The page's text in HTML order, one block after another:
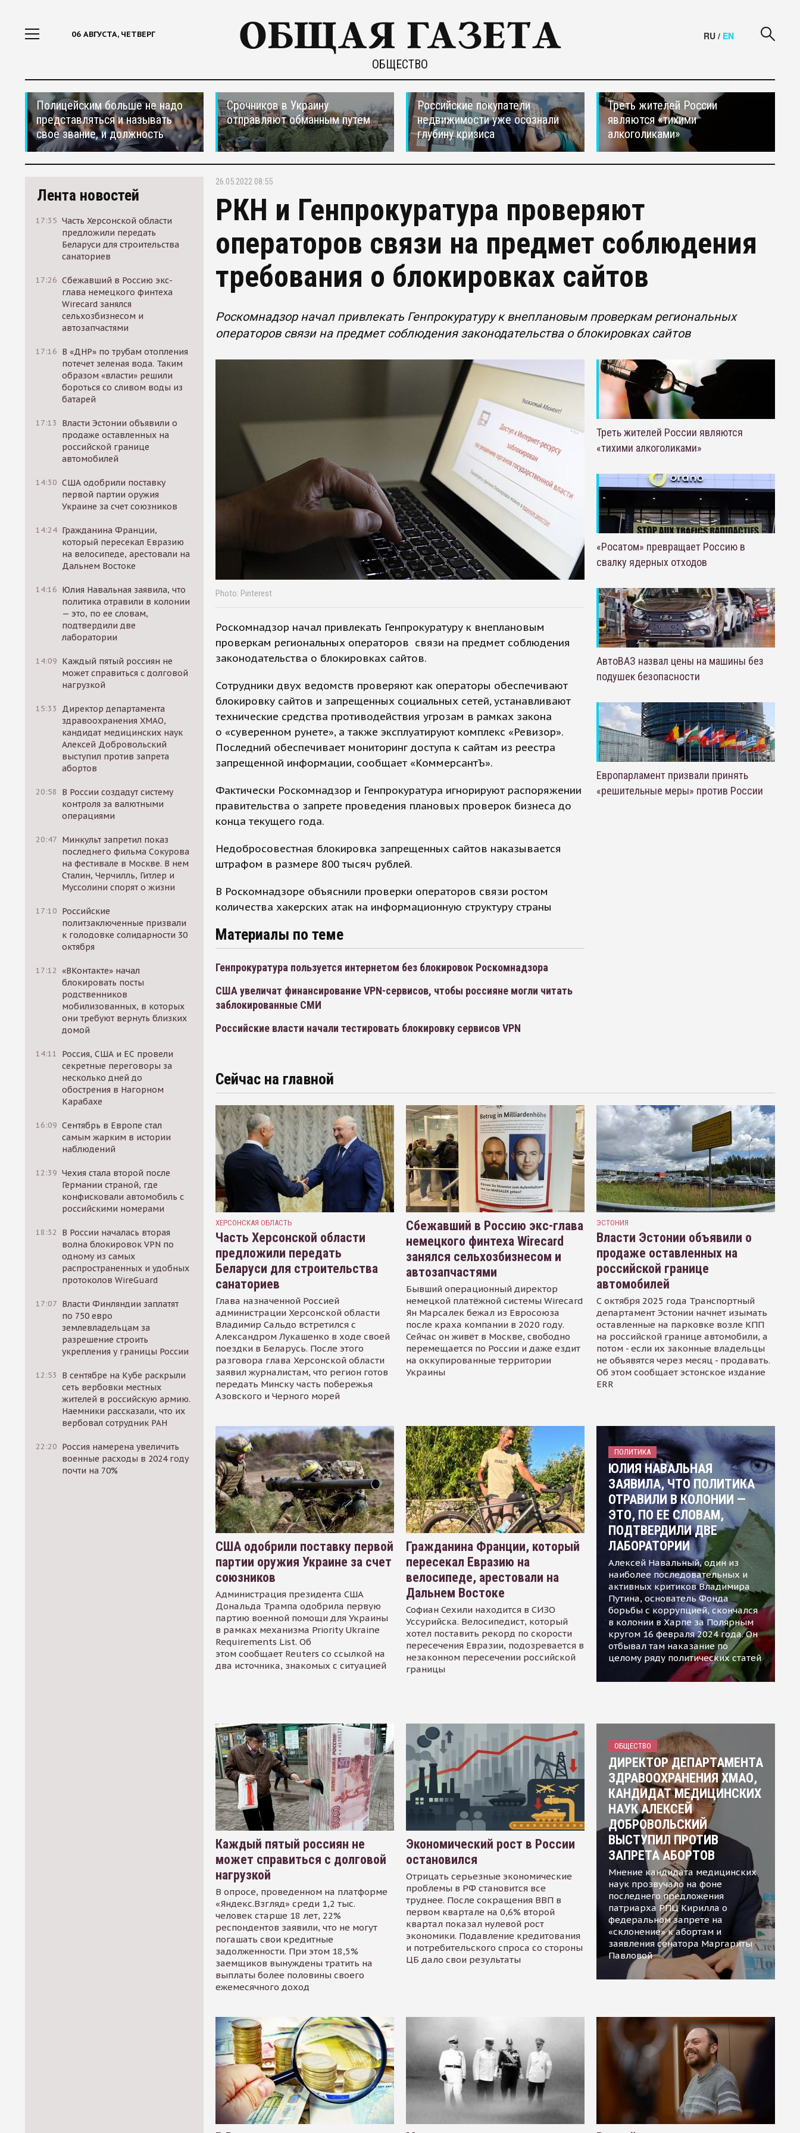
06 АВГУСТА, ЧЕТВЕРГ
ОБЩЕСТВО
RU / EN
Полицейским больше не надо
представляться и называть
свое звание, и должность
Срочников в Украину
отправляют обманным путем
Российские покупатели
недвижимости уже осознали
глубину кризиса
Треть жителей России
являются «тихими
алкоголиками»
Лента новостей
17:35 Часть Херсонской области
предложили передать
Беларуси для строительства
санаториев
17:26 Сбежавший в Россию экс-
глава немецкого финтеха
Wirecard занялся
сельхозбизнесом и
автозапчастями
17:16 В «ДНР» по трубам отопления
потечет зеленая вода. Таким
образом «власти» решили
бороться со сливом воды из
батарей
17:13
Власти Эстонии объявили о
продаже оставленных на
российской границе
автомобилей
14:30 США одобрили поставку
первой партии оружия
Украине за счет союзников
14:24 Гражданина Франции,
который пересекал Евразию
на велосипеде, арестовали на
Дальнем Востоке
14:16 Юлия Навальная заявила, что
политика отравили в колонии
— это, по ее словам,
подтвердили две
лаборатории
14:09 Каждый пятый россиян не
может справиться с долговой
нагрузкой
15:33
Директор департамента
здравоохранения ХМАО,
кандидат медицинских наук
Алексей Добровольский
выступил против запрета
абортов
20:58
В России создадут систему
контроля за валютными
операциями
20:47 Минкульт запретил показ
последнего фильма Сокурова
на фестивале в Москве. В нем
Сталин, Черчилль, Гитлер и
Муссолини спорят о жизни
17:10 Российские
политзаключенные призвали
к голодовке солидарности 30
октября
17:12 «ВКонтакте» начал
блокировать посты
родственников
мобилизованных, в которых
они требуют вернуть близких
домой
14:11
Россия, США и ЕС провели
секретные переговоры за
несколько дней до
обострения в Нагорном
Карабахе
16:09 Сентябрь в Европе стал
самым жарким в истории
наблюдений
12:39 Чехия стала второй после
Германии страной, где
конфисковали автомобиль с
российскими номерами
18:32
В России началась вторая
волна блокировок VPN по
одному из самых
распространенных и удобных
протоколов WireGuard
17:07 Власти Финляндии заплатят
по 750 евро
землевладельцам за
разрешение строить
укрепления у границы России
12:53
В сентябре на Кубе раскрыли
сеть вербовки местных
жителей в российскую армию.
Наемники рассказали, что их
вербовал сотрудник РАН
22:20 Россия намерена увеличить
военные расходы в 2024 году
почти на 70%
26.05.2022 08:55
РКН и Генпрокуратура проверяют
операторов связи на предмет соблюдения
требования о блокировках сайтов
Роскомнадзор начал привлекать Генпрокуратуру к внеплановым проверкам региональных
операторов связи на предмет соблюдения законодательства о блокировках сайтов
Photo: Pinterest
Роскомнадзор начал привлекать Генпрокуратуру к внеплановым
проверкам региональных операторов связи на предмет соблюдения
законодательства о блокировках сайтов.
Сотрудники двух ведомств проверяют как операторы обеспечивают
блокировку сайтов и запрещенных социальных сетей, устанавливают
технические средства противодействия угрозам в рамках закона
о «суверенном рунете», а также эксплуатируют комплекс «Ревизор».
Последний обеспечивает мониторинг доступа к сайтам из реестра
запрещенной информации, сообщает «КоммерсантЪ».
Фактически Роскомнадзор и Генпрокуратура игнорируют распоряжении
правительства о запрете проведения плановых проверок бизнеса до
конца текущего года.
Недобросовестная блокировка запрещенных сайтов наказывается
штрафом в размере 800 тысяч рублей.
В Роскомнадзоре объяснили проверки операторов связи ростом
количества хакерских атак на информационную структуру страны
Материалы по теме
Генпрокуратура пользуется интернетом без блокировок Роскомнадзора
США увеличат финансирование VPN-сервисов, чтобы россияне могли читать
заблокированные СМИ
Российские власти начали тестировать блокировку сервисов VPN
Треть жителей России являются
«тихими алкоголиками»
«Росатом» превращает Россию в
свалку ядерных отходов
АвтоВАЗ назвал цены на машины без
подушек безопасности
Европарламент призвали принять
«решительные меры» против России
Сейчас на главной
ХЕРСОНСКАЯ ОБЛАСТЬ
Часть Херсонской области
предложили передать
Беларуси для строительства
санаториев
Глава назначенной Россией
администрации Херсонской области
Владимир Сальдо встретился с
Александром Лукашенко в ходе своей
поездки в Беларусь. После этого
разговора глава Херсонской области
заявил журналистам, что регион готов
передать Минску часть побережья
Азовского и Черного морей
Сбежавший в Россию экс-глава
немецкого финтеха Wirecard
занялся сельхозбизнесом и
автозапчастями
Бывший операционный директор
немецкой платёжной системы Wirecard
Ян Марсалек бежал из Евросоюза
после краха компании в 2020 году.
Сейчас он живёт в Москве, свободно
перемещается по России и даже ездит
на оккупированные территории
Украины
ЭСТОНИЯ
Власти Эстонии объявили о
продаже оставленных на
российской границе
автомобилей
С октября 2025 года Транспортный
департамент Эстонии начнет изымать
оставленные на парковке возле КПП
на российской границе автомобили, а
потом - если их законные владельцы
не объявятся через месяц - продавать.
Об этом сообщает эстонское издание
ERR
США одобрили поставку первой
партии оружия Украине за счет
союзников
Администрация президента США
Дональда Трампа одобрила первую
партию военной помощи для Украины
в рамках механизма Priority Ukraine
Requirements List. Об
этом сообщает Reuters со ссылкой на
два источника, знакомых с ситуацией
Гражданина Франции, который
пересекал Евразию на
велосипеде, арестовали на
Дальнем Востоке
Софиан Сехили находится в СИЗО
Уссурийска. Велосипедист, который
хотел поставить рекорд по скорости
пересечения Евразии, подозревается в
незаконном пересечении российской
границы
ПОЛИТИКА
ЮЛИЯ НАВАЛЬНАЯ
ЗАЯВИЛА, ЧТО ПОЛИТИКА
ОТРАВИЛИ В КОЛОНИИ —
ЭТО, ПО ЕЕ СЛОВАМ,
ПОДТВЕРДИЛИ ДВЕ
ЛАБОРАТОРИИ
Алексей Навальный, один из
наиболее последовательных и
активных критиков Владимира
Путина, основатель Фонда
борьбы с коррупцией, скончался
в колонии в Харпе за Полярным
кругом 16 февраля 2024 года. Он
отбывал там наказание по
целому ряду политических статей
Каждый пятый россиян не
может справиться с долговой
нагрузкой
В опросе, проведенном на платформе
«Яндекс.Взгляд» среди 1,2 тыс.
человек старше 18 лет, 22%
респондентов заявили, что не могут
погашать свои кредитные
задолженности. При этом 18,5%
заемщиков вынуждены тратить на
выплаты более половины своего
ежемесячного доход
Экономический рост в России
остановился
Отрицать серьезные экономические
проблемы в РФ становится все
труднее. После сокращения ВВП в
первом квартале на 0,6% второй
квартал показал нулевой рост
экономики. Подавление кредитования
и потребительского спроса со стороны
ЦБ дало свои результаты
ОБЩЕСТВО
ДИРЕКТОР ДЕПАРТАМЕНТА
ЗДРАВООХРАНЕНИЯ ХМАО,
КАНДИДАТ МЕДИЦИНСКИХ
НАУК АЛЕКСЕЙ
ДОБРОВОЛЬСКИЙ
ВЫСТУПИЛ ПРОТИВ
ЗАПРЕТА АБОРТОВ
Мнение кандидата медицинских
наук прозвучало на фоне
последнего предложения
патриарха РПЦ Кирилла о
федеральном запрете на
«склонение» к абортам и
заявления сенатора Маргариты
Павловой